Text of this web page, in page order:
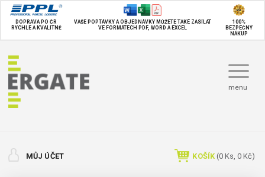
DOPRAVA PO ČR
RYCHLE A KVALITNĚ
VAŠE POPTÁVKY A OBJEDNÁVKY MŮŽETE TAKÉ ZASÍLAT
VE FORMÁTECH PDF, WORD A EXCEL
100%
BEZPEČNÝ
NÁKUP
menu
MŮJ ÚČET KOŠÍK (0 Ks, 0 Kč)